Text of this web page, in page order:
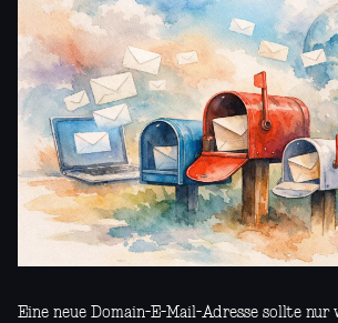
Eine neue Domain-E-Mail-Adresse sollte nur